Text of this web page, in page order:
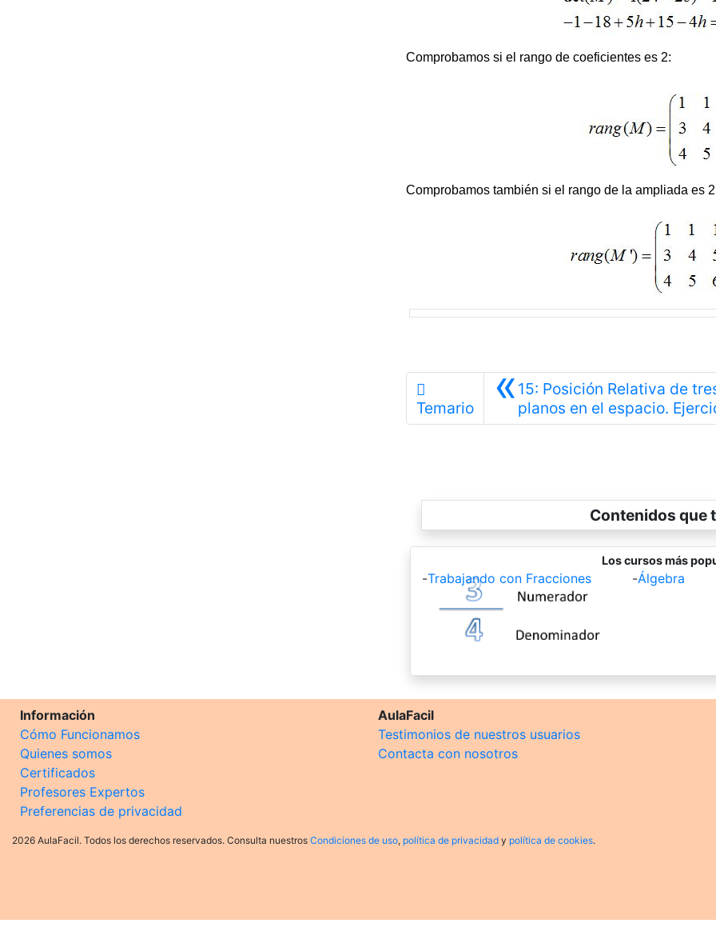
Comprobamos si el rango de coeficientes es 2:
Comprobamos también si el rango de la ampliada es
Temario «15: Posición Relativa de
planos en el espacio.
Contenidos que
Los cursos más
-Trabajando con Fracciones -Álgebra
Información
Cómo Funcionamos
Quienes somos
Certificados
Profesores Expertos
Preferencias de privacidad
AulaFacil
Testimonios de nuestros usuarios
Contacta con nosotros
2026 AulaFacil. Todos los derechos reservados. Consulta nuestros Condiciones de uso, política de privacidad y política de cookies.